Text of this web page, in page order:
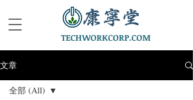
TECHWORKCORP.COM
文章
全部 (All)